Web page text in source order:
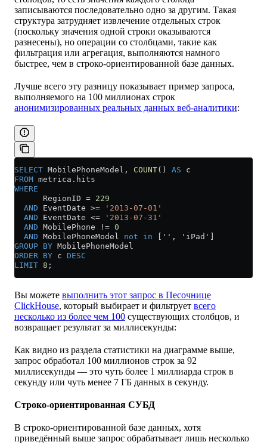
записываются последовательно одно за другим. Такая
структура затрудняет извлечение отдельных строк
(поскольку значения одной строки оказываются
разнесены), но операции со столбцами, такие как
фильтрация или агрегация, выполняются намного
быстрее, чем в строко-ориентированной базе данных.
Лучше всего эту разницу показывает пример запроса,
выполняемого на 100 миллионах строк
анонимизированных реальных данных веб-аналитики:
SELECT MobilePhoneModel, COUNT() AS c
FROM metrica . hits
WHERE
      RegionID
= 229
  AND
EventDate >= '2013-07-01'
  AND
EventDate <= '2013-07-31'
  AND
MobilePhone != 0
  AND
MobilePhoneModel not in ['', 'iPad']
GROUP BY MobilePhoneModel
ORDER BY c DESC
LIMIT 8 ;
Вы можете выполнить этот запрос в Песочнице
ClickHouse, который выбирает и фильтрует всего
несколько из более чем 100 существующих столбцов, и
возвращает результат за миллисекунды:
Как видно из раздела статистики на диаграмме выше,
запрос обработал 100 миллионов строк за 92
миллисекунды — это чуть более 1 миллиарда строк в
секунду или чуть менее 7 ГБ данных в секунду.
Строко-ориентированная СУБД
В строко-ориентированной базе данных, хотя
приведённый выше запрос обрабатывает лишь несколько